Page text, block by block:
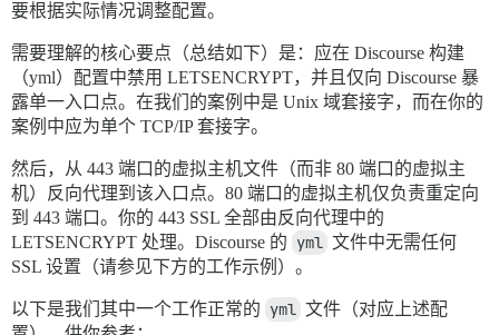
要根据实际情况调整配置。
需要理解的核心要点（总结如下）是：应在 Discourse 构建
（yml）配置中禁用 LETSENCRYPT，并且仅向 Discourse 暴
露单一入口点。在我们的案例中是 Unix 域套接字，而在你的
案例中应为单个 TCP/IP 套接字。
然后，从 443 端口的虚拟主机文件（而非 80 端口的虚拟主
机）反向代理到该入口点。80 端口的虚拟主机仅负责重定向
到 443 端口。你的 443 SSL 全部由反向代理中的
LETSENCRYPT 处理。Discourse 的 yml 文件中无需任何
SSL 设置（请参见下方的工作示例）。
以下是我们其中一个工作正常的 yml 文件（对应上述配